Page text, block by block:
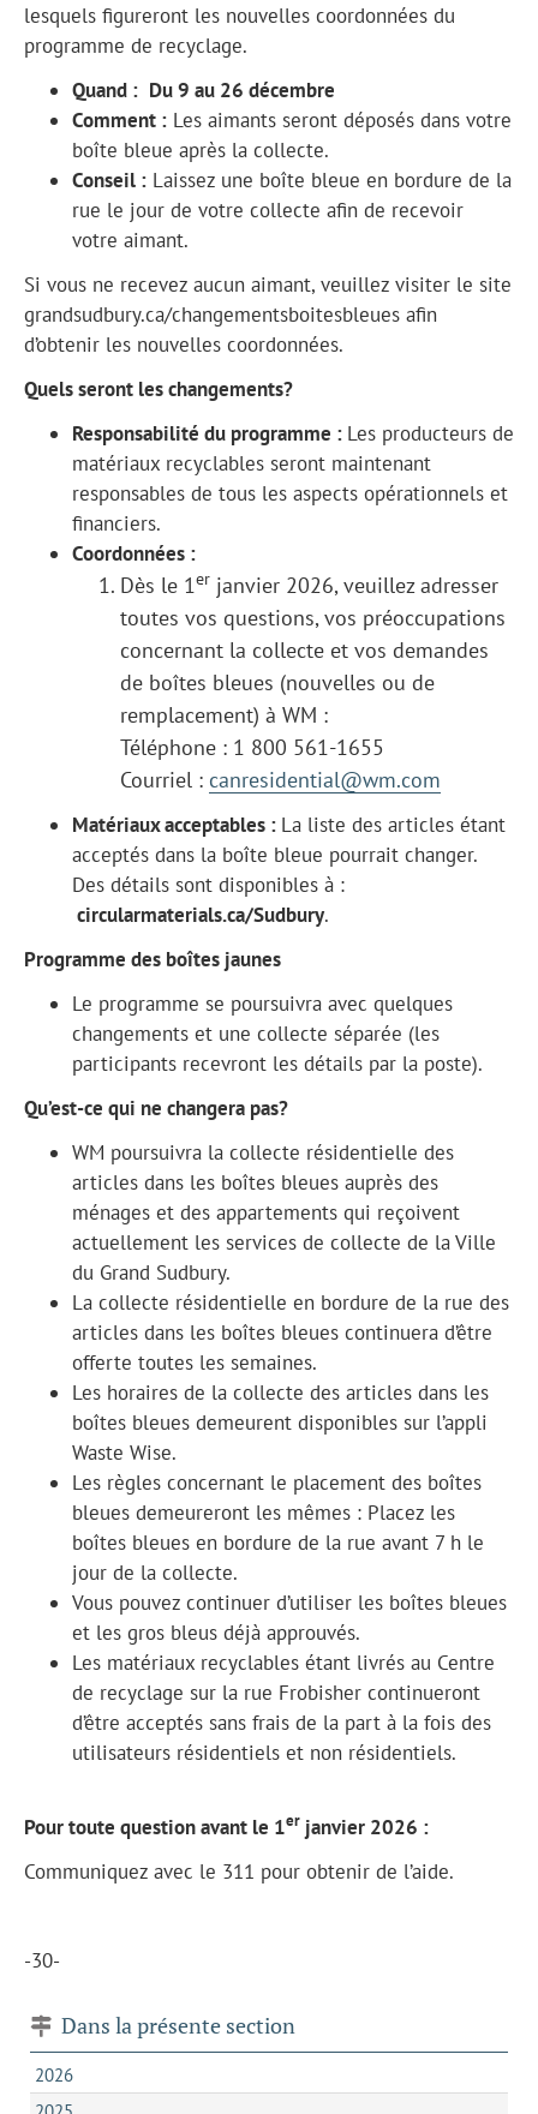
lesquels figureront les nouvelles coordonnées du
programme de recyclage.
Quand : Du 9 au 26 décembre
Comment : Les aimants seront déposés dans votre
boîte bleue après la collecte.
Conseil : Laissez une boîte bleue en bordure de la
rue le jour de votre collecte afin de recevoir
votre aimant.
Si vous ne recevez aucun aimant, veuillez visiter le site
grandsudbury.ca/changementsboitesbleues afin
d’obtenir les nouvelles coordonnées.
Quels seront les changements?
Responsabilité du programme : Les producteurs de
matériaux recyclables seront maintenant
responsables de tous les aspects opérationnels et
financiers.
Coordonnées :
Dès le 1 er janvier 2026, veuillez adresser
toutes vos questions, vos préoccupations
concernant la collecte et vos demandes
de boîtes bleues (nouvelles ou de
remplacement) à WM :
Téléphone : 1 800 561-1655
Courriel : canresidential@wm.com
Matériaux acceptables : La liste des articles étant
acceptés dans la boîte bleue pourrait changer.
Des détails sont disponibles à :
circularmaterials.ca/Sudbury.
Programme des boîtes jaunes
Le programme se poursuivra avec quelques
changements et une collecte séparée (les
participants recevront les détails par la poste).
Qu’est-ce qui ne changera pas?
WM poursuivra la collecte résidentielle des
articles dans les boîtes bleues auprès des
ménages et des appartements qui reçoivent
actuellement les services de collecte de la Ville
du Grand Sudbury.
La collecte résidentielle en bordure de la rue des
articles dans les boîtes bleues continuera d’être
offerte toutes les semaines.
Les horaires de la collecte des articles dans les
boîtes bleues demeurent disponibles sur l’appli
Waste Wise.
Les règles concernant le placement des boîtes
bleues demeureront les mêmes : Placez les
boîtes bleues en bordure de la rue avant 7 h le
jour de la collecte.
Vous pouvez continuer d’utiliser les boîtes bleues
et les gros bleus déjà approuvés.
Les matériaux recyclables étant livrés au Centre
de recyclage sur la rue Frobisher continueront
d’être acceptés sans frais de la part à la fois des
utilisateurs résidentiels et non résidentiels.
Pour toute question avant le 1er janvier 2026 :
Communiquez avec le 311 pour obtenir de l’aide.
-30-
Dans la présente section
2026